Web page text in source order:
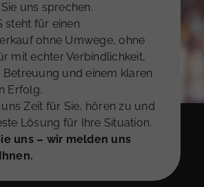
uns sprechen.
steht für einen
ohne Umwege, ohne
mit echter Verbindlichkeit,
und einem klaren
Erfolg.
Zeit für Sie, hören zu und
Lösung für Ihre Situation.
uns – wir melden uns